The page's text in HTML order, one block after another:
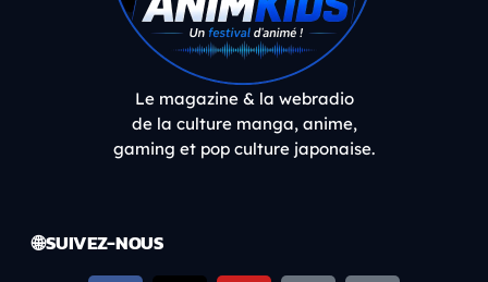
Le magazine & la webradio
de la culture manga, anime,
gaming et pop culture japonaise.
🌐 SUIVEZ-NOUS